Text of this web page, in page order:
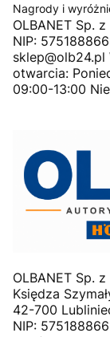
Nagrody i
OLBANET Sp.
NIP:
otwarcia:
09:00-13:00
OLBANET Sp. z
Księdza
42-700
NIP: